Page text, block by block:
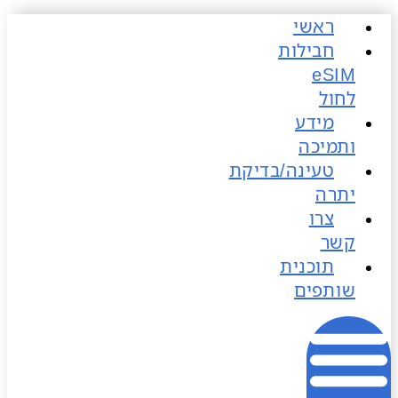
ראשי
חבילות
לחול
מידע
ותמיכה
טעינה/בדיקת
יתרה
צרו
קשר
תוכנית
שותפים